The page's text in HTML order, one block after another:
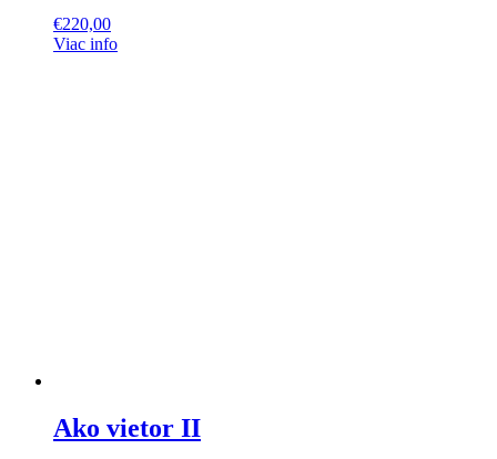
€220,00
Viac info
Ako vietor II